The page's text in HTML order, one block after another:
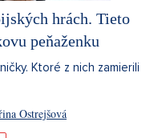
hrách. Tieto
peňaženku
Ktoré z nich zamierili
Ostrejšová